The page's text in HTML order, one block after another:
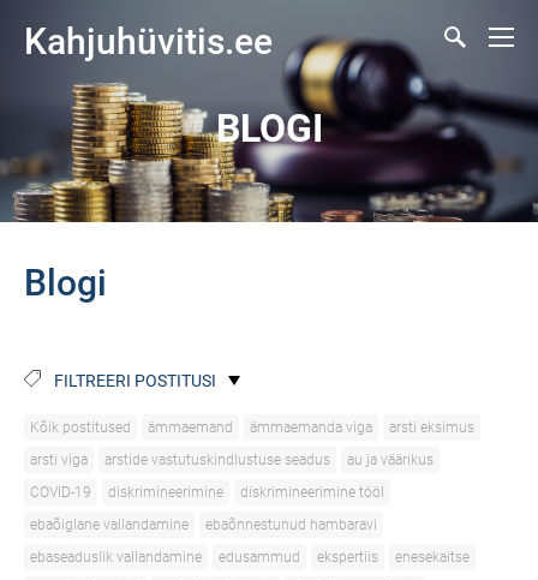
Kahjuhüvitis.ee
BLOGI
Blogi
FILTREERI POSTITUSI
Kõik postitused ämmaemand ämmaemanda viga
arsti eksimus
arsti viga
arstide vastutuskindlustuse seadus
au ja väärikus
COVID-19
diskrimineerimine
diskrimineerimine tööl
ebaõiglane vallandamine
ebaõnnestunud hambaravi
ebaseaduslik vallandamine
edusammud ekspertiis
enesekaitse